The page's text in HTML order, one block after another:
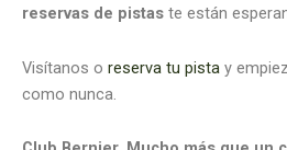
reservas de pistas te están
Visítanos o reserva tu pista y
como nunca.